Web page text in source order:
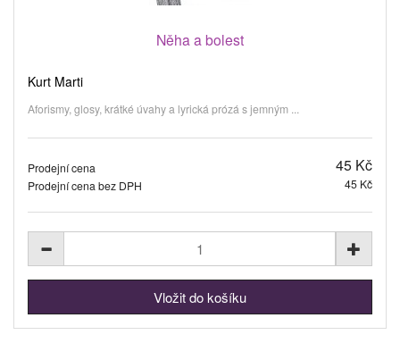
Něha a bolest
Kurt Marti
Aforismy, glosy, krátké úvahy a lyrická prózá s jemným ...
Prodejní cena 45 Kč
Prodejní cena bez DPH 45 Kč